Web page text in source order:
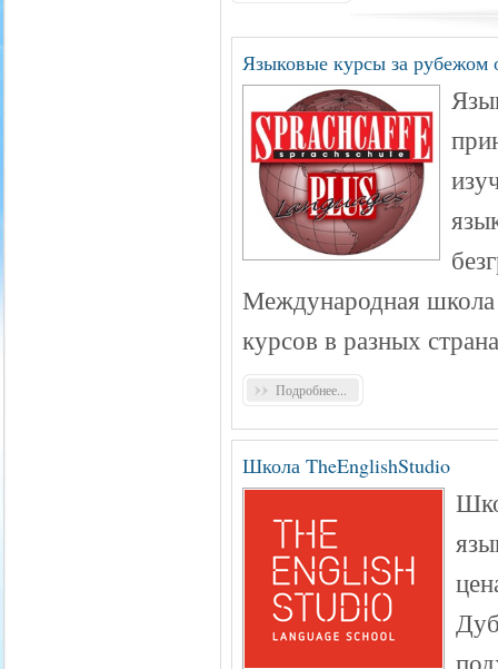
Языковые курсы за рубежом
Международная школа
курсов в разных
Подробнее...
Школа TheEnglishStudio